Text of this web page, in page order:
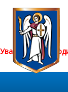
Увага! Сайт